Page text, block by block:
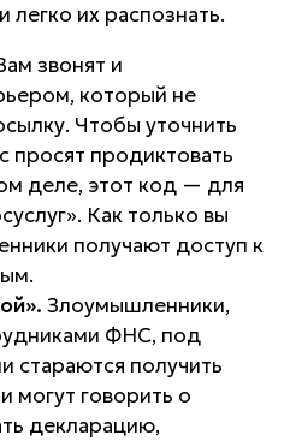
легко их распознать.
звонят и
который не
Чтобы уточнить
просят продиктовать
деле, этот код — для
Как только вы
получают доступ к
Злоумышленники,
ФНС, под
стараются получить
говорить о
декларацию,